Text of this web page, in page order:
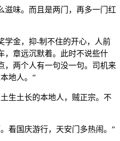
滋味。而且是两门，再多一门红
学金，抑-制不住的开心，人前
，章远沉默着。此时不说些什
，两个人有一句没一句。司机来
地人。”
生土长的本地人，贼正宗。不
看国庆游行，天安门多热闹。”